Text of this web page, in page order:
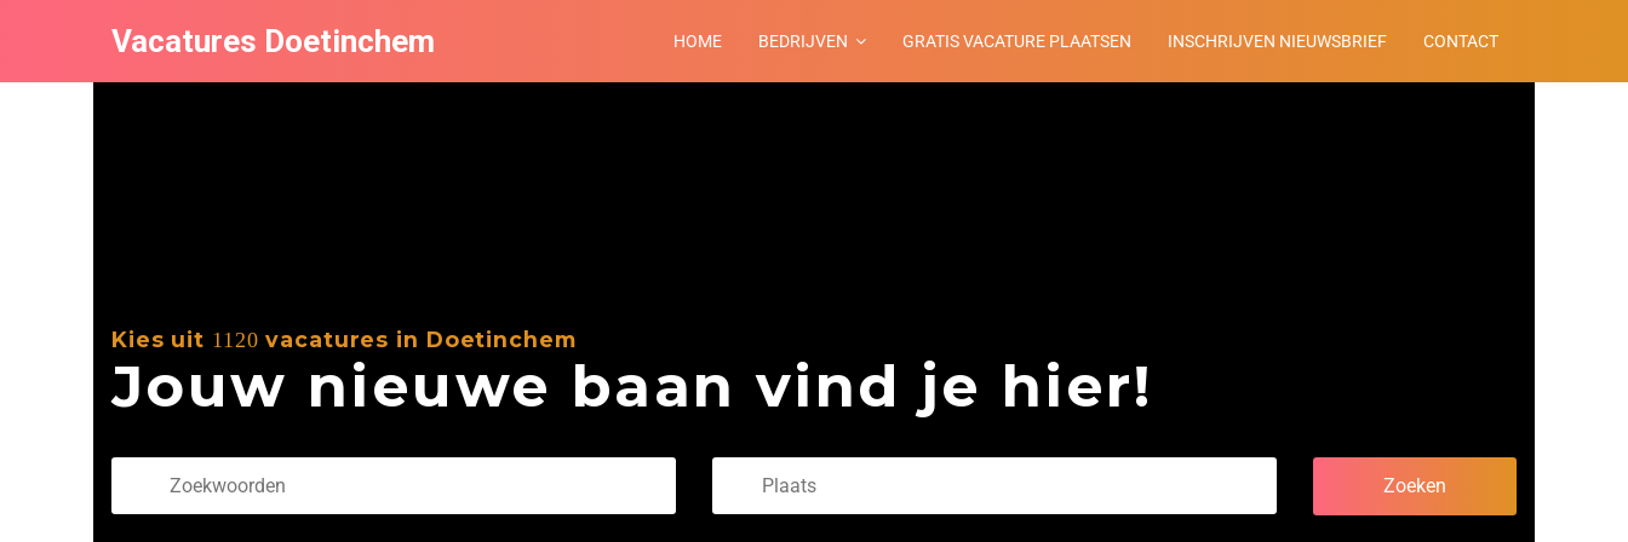
Vacatures Doetinchem HOME BEDRIJVEN GRATIS VACATURE PLAATSEN INSCHRIJVEN NIEUWSBRIEF CONTACT
Kies uit 1120 vacatures in Doetinchem
Jouw nieuwe baan vind je hier!